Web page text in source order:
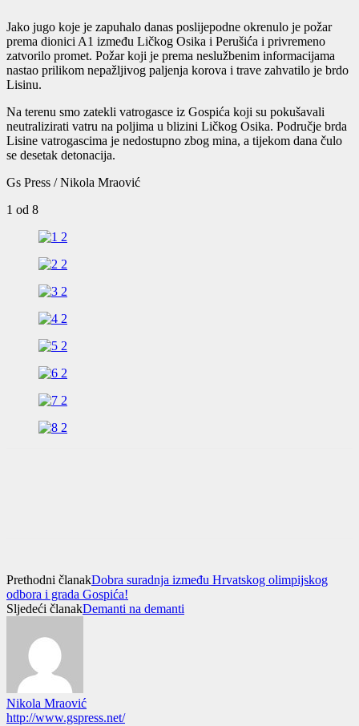
Jako jugo koje je zapuhalo danas poslijepodne okrenulo je požar
prema dionici A1 između Ličkog Osika i Perušića i privremeno
zatvorilo promet. Požar koji je prema neslužbenim informacijama
nastao prilikom nepažljivog paljenja korova i trave zahvatilo je brdo
Lisinu.
Na terenu smo zatekli vatrogasce iz Gospića koji su pokušavali
neutralizirati vatru na poljima u blizini Ličkog Osika. Područje brda
Lisine vatrogascima je nedostupno zbog mina, a tijekom dana čulo
se desetak detonacija.
Gs Press / Nikola Mraović
1 od 8
Prethodni članakDobra suradnja između Hrvatskog olimpijskog
odbora i grada Gospića!
Sljedeći članakDemanti na demanti
Nikola Mraović
http://www.gspress.net/